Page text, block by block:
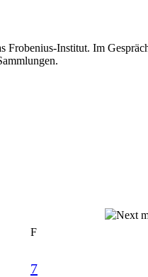
Institut. Im
F
7